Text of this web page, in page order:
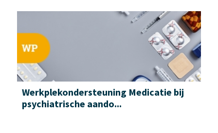
Werkplek­ondersteuning Medicatie bij
psychiatrische aando...